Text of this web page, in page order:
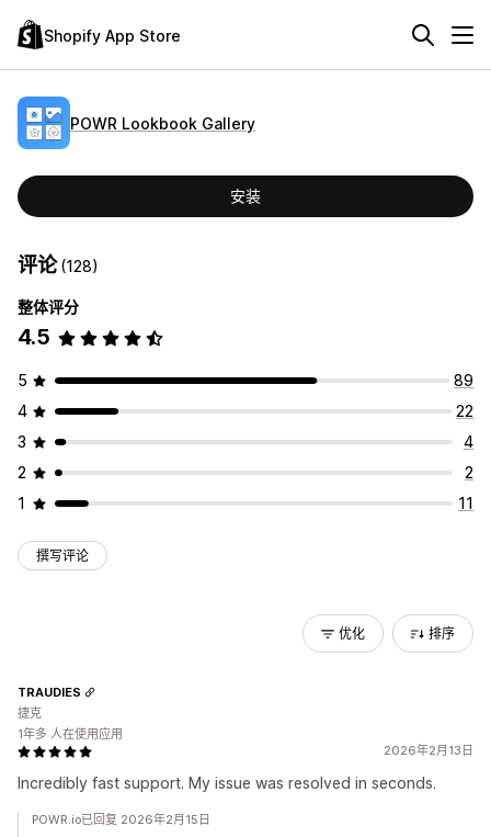
Shopify App Store
POWR Lookbook Gallery
安装
评论(128)
整体评分
4.5
5
89
4
22
3
4
2
2
1
11
撰写评论
优化 排序
2026年2月13日
Incredibly fast support. My issue was resolved in seconds.
TRAUDIES
捷克
1年多 人在使用应用
POWR.io已回复 2026年2月15日